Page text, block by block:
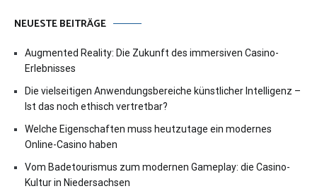
NEUESTE BEITRÄGE
Augmented Reality: Die Zukunft des immersiven Casino-
Erlebnisses
Die vielseitigen Anwendungsbereiche künstlicher Intelligenz –
Ist das noch ethisch vertretbar?
Welche Eigenschaften muss heutzutage ein modernes
Online-Casino haben
Vom Badetourismus zum modernen Gameplay: die Casino-
Kultur in Niedersachsen